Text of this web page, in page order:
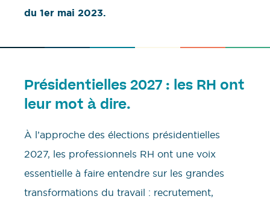
du 1er mai 2023.
Présidentielles 2027 : les RH ont
leur mot à dire.
À l’approche des élections présidentielles
2027, les professionnels RH ont une voix
essentielle à faire entendre sur les grandes
transformations du travail : recrutement,